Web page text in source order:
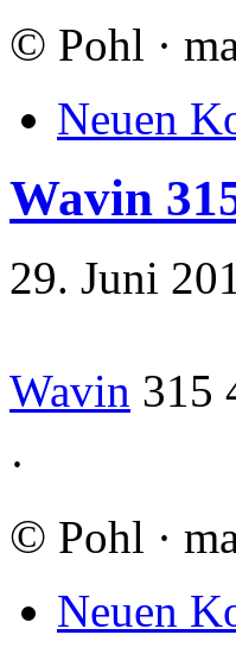
© Pohl ·
Neuen
Wavin
29. Juni
Wavin 315
·
© Pohl ·
Neuen